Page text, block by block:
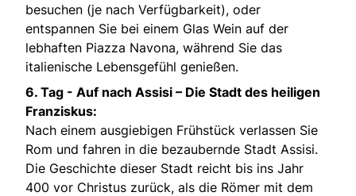
besuchen (je nach Verfügbarkeit), oder
entspannen Sie bei einem Glas Wein auf der
lebhaften Piazza Navona, während Sie das
italienische Lebensgefühl genießen.
6. Tag - Auf nach Assisi – Die Stadt des heiligen
Franziskus:
Nach einem ausgiebigen Frühstück verlassen Sie
Rom und fahren in die bezaubernde Stadt Assisi.
Die Geschichte dieser Stadt reicht bis ins Jahr
400 vor Christus zurück, als die Römer mit dem